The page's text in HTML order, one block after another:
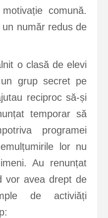
comună.
număr redus de
o clasă de elevi
grup secret pe
reciproc să-și
temporar să
programei
lor nu
Au renunțat
vor avea drept de
de activiăți